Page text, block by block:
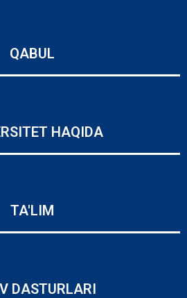
QABUL
HAQIDA
TA'LIM
DASTURLARI